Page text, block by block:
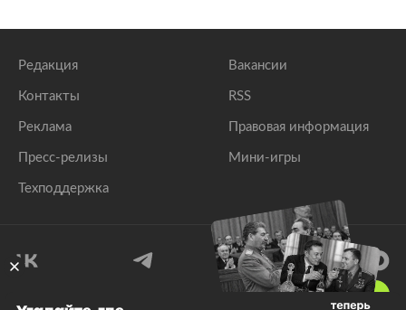
Редакция
Контакты
Реклама
Пресс-релизы
Техподдержка
Вакансии
RSS
Правовая информация
Мини-игры